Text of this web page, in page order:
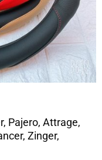
Pajero, Attrage,
Zinger,